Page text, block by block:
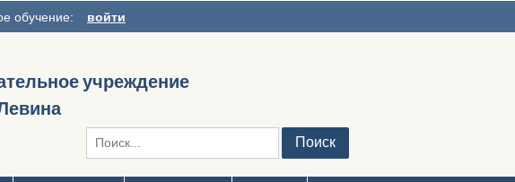
обучение: войти
учреждение
Искать: